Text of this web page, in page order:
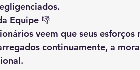
Equipe 👎
veem que seus
continuamente, a